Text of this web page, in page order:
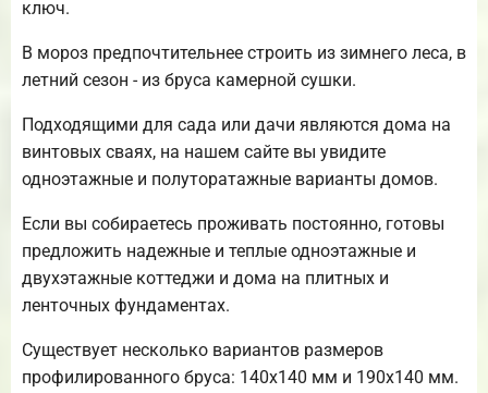
ключ.
В мороз предпочтительнее строить из зимнего леса, в
летний сезон - из бруса камерной сушки.
Подходящими для сада или дачи являются дома на
винтовых сваях, на нашем сайте вы увидите
одноэтажные и полуторатажные варианты домов.
Если вы собираетесь проживать постоянно, готовы
предложить надежные и теплые одноэтажные и
двухэтажные коттеджи и дома на плитных и
ленточных фундаментах.
Существует несколько вариантов размеров
профилированного бруса: 140х140 мм и 190х140 мм.